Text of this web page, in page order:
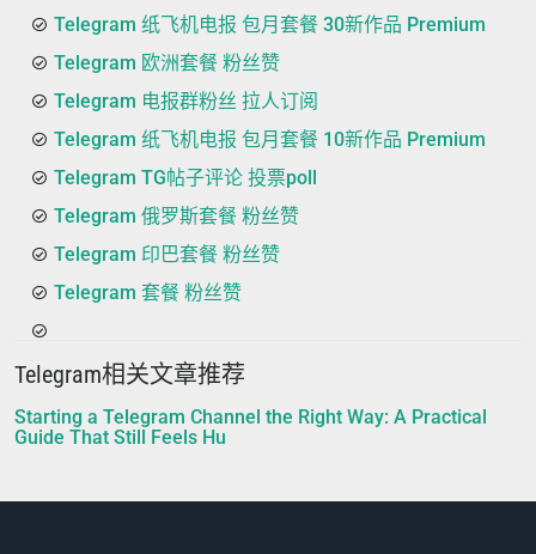
Telegram 纸飞机电报 包月套餐 30新作品 Premium
Telegram 欧洲套餐 粉丝赞
Telegram 电报群粉丝 拉人订阅
Telegram 纸飞机电报 包月套餐 10新作品 Premium
Telegram TG帖子评论 投票poll
Telegram 俄罗斯套餐 粉丝赞
Telegram 印巴套餐 粉丝赞
Telegram 套餐 粉丝赞
Telegram相关文章推荐
Starting a Telegram Channel the Right Way: A Practical
Guide That Still Feels Hu